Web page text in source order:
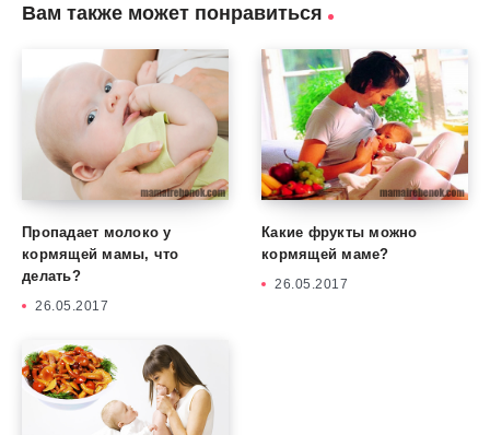
Вам также может понравиться
Пропадает молоко у
кормящей мамы, что
делать?
26.05.2017
Какие фрукты можно
кормящей маме?
26.05.2017